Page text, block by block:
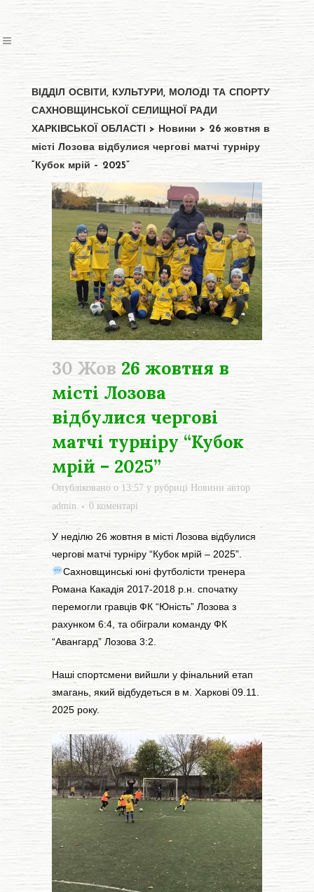
ВІДДІЛ ОСВІТИ, КУЛЬТУРИ, МОЛОДІ ТА СПОРТУ
САХНОВЩИНСЬКОЇ СЕЛИЩНОЇ РАДИ
ХАРКІВСЬКОЇ ОБЛАСТІ > Новини > 26 жовтня в
місті Лозова відбулися чергові матчі турніру
“Кубок мрій – 2025”
30 Жов 26 жовтня в
місті Лозова
відбулися чергові
матчі турніру “Кубок
мрій – 2025”
Опубліковано о 13:57 у рубриці Новини автор
admin
0 коментарі
У неділю 26 жовтня в місті Лозова відбулися
чергові матчі турніру “Кубок мрій – 2025”.
Сахновщинські юні футболісти тренера
Романа Какадія 2017-2018 р.н. спочатку
перемогли гравців ФК “Юність” Лозова з
рахунком 6:4, та обіграли команду ФК
“Авангард” Лозова 3:2.
Наші спортсмени вийшли у фінальний етап
змагань, який відбудеться в м. Харкові 09.11.
2025 року.